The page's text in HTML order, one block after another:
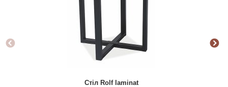
Стіл Rolf laminat